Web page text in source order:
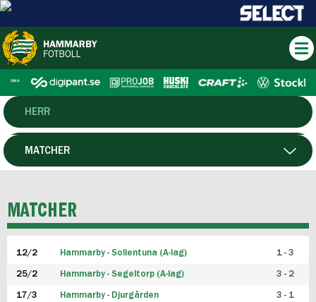
HERR
DAM
P19
F19
FUTSAL HERR
MATCHER
MATCHER
12/2 Hammarby - Sollentuna (A-lag) 1 - 3
25/2 Hammarby - Segeltorp (A-lag) 3 - 2
17/3 Hammarby - Djurgården 3 - 1